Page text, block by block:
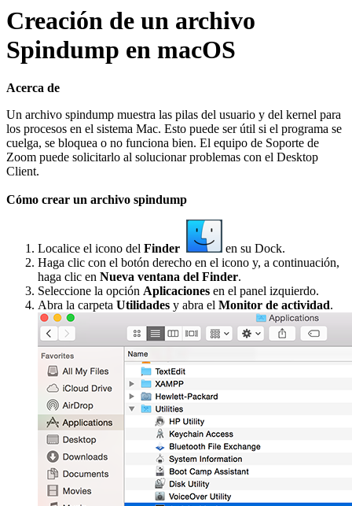
Creación de un archivo
Spindump en macOS
Acerca de
Un archivo spindump muestra las pilas del usuario y del kernel para
los procesos en el sistema Mac. Esto puede ser útil si el programa se
cuelga, se bloquea o no funciona bien. El equipo de Soporte de
Zoom puede solicitarlo al solucionar problemas con el Desktop
Client.
Cómo crear un archivo spindump
Localice el icono del Finder
en su Dock.
Haga clic con el botón derecho en el icono y, a continuación,
haga clic en Nueva ventana del Finder.
Seleccione la opción Aplicaciones en el panel izquierdo.
Abra la carpeta Utilidades y abra el Monitor de actividad.